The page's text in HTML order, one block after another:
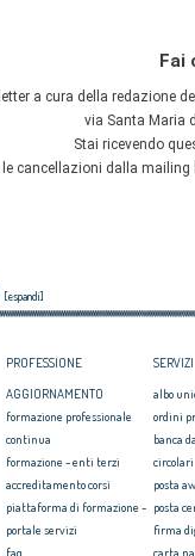
[espandi]
PROFESSIONE
AGGIORNAMENTO
formazione professionale
continua
formazione - enti terzi
accreditamento corsi
piattaforma di formazione -
portale servizi
faq
SERVIZI
albo
ordini
banca
circolari
posta
posta
firma
carta